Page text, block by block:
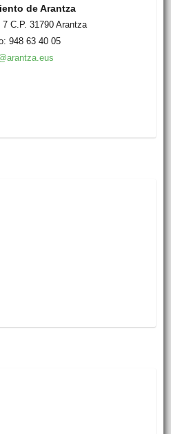
de Arantza
C.P. 31790 Arantza
948 63 40 05